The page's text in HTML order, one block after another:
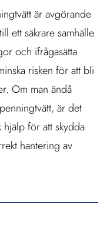
är avgörande
ett säkrare samhälle.
och ifrågasätta
risken för att bli
Om man ändå
är det
för att skydda
hantering av